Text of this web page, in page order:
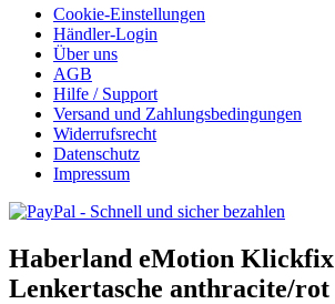
Cookie-Einstellungen
Händler-Login
Über uns
AGB
Hilfe / Support
Versand und Zahlungsbedingungen
Widerrufsrecht
Datenschutz
Impressum
Haberland eMotion Klickfix
Lenkertasche anthracite/rot